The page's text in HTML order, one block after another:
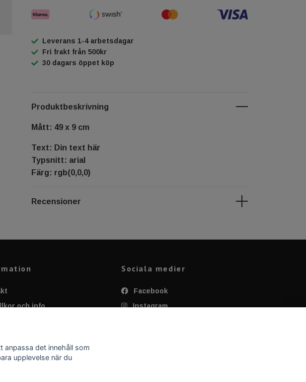
Leverans 1-4 arbetsdagar
Fri frakt från 500kr
30 dagars öppet köp
Produktbeskrivning
Mått: 49 x 9 cm
Text: Din text här
Typsnitt: arial
Färg: rgb(0,0,0)
Recensioner
och info
av Dekal
Sociala medier
Facebook
Instagram
anpassa det innehåll som
upplevelse när du